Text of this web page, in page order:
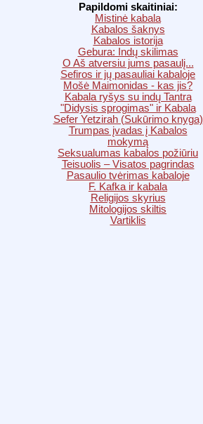
Papildomi skaitiniai:
Mistinė kabala
Kabalos šaknys
Kabalos istorija
Gebura: Indų skilimas
O Aš atversiu jums pasaulį...
Sefiros ir jų pasauliai kabaloje
Mošė Maimonidas - kas jis?
Kabala ryšys su indų Tantra
"Didysis sprogimas" ir Kabala
Sefer Yetzirah (Sukūrimo knyga)
Trumpas įvadas į Kabalos
mokymą
Seksualumas kabalos požiūriu
Teisuolis – Visatos pagrindas
Pasaulio tvėrimas kabaloje
F. Kafka ir kabala
Religijos skyrius
Mitologijos skiltis
Vartiklis